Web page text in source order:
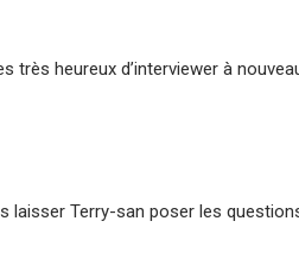
très heureux d’interviewer à
laisser Terry-san poser les